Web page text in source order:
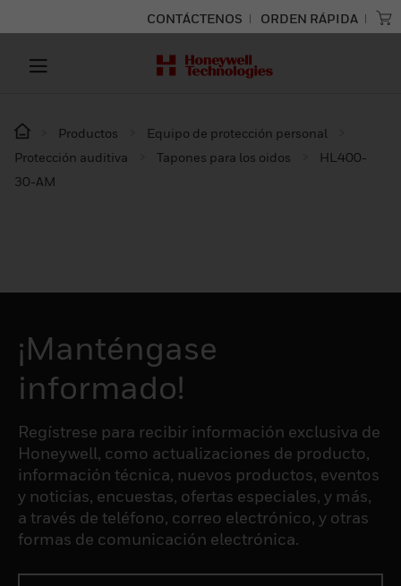
CONTÁCTENOS ORDEN RÁPIDA
Productos
Equipo de protección personal
Protección auditiva
Tapones para los oidos
HL400-
30-AM
¡Manténgase
informado!
Regístrese para recibir información exclusiva de
Honeywell, como actualizaciones de producto,
información técnica, nuevos productos, eventos
y noticias, encuestas, ofertas especiales, y más,
a través de teléfono, correo electrónico, y otras
formas de comunicación electrónica.